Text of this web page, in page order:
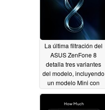
La última filtración del
ASUS ZenFone 8
detalla tres variantes
del modelo, incluyendo
un modelo Mini con
una cámara abatible;
el jack de 3,5 mm llega